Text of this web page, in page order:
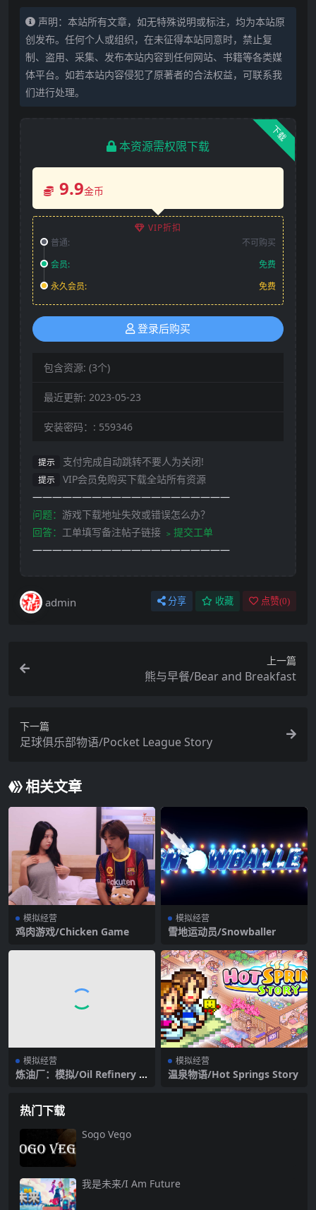
声明：本站所有文章，如无特殊说明或标注，均为本站原
创发布。任何个人或组织，在未征得本站同意时，禁止复
制、盗用、采集、发布本站内容到任何网站、书籍等各类媒
体平台。如若本站内容侵犯了原著者的合法权益，可联系我
们进行处理。
下载
本资源需权限下载
9.9金币
VIP折扣
普通:
不可购买
会员:
免费
永久会员:
免费
登录后购买
包含资源: (3个)
最近更新: 2023-05-23
安装密码：: 559346
提示 支付完成自动跳转不要人为关闭!
提示
VIP会员免购买下载全站所有资源
————————————————————
问题： 游戏下载地址失效或错误怎么办？
回答： 工单填写备注帖子链接 ﹥提交工单
————————————————————
admin 分享 收藏 点赞(0)
上一篇
熊与早餐/Bear and Breakfast
下一篇
足球俱乐部物语/Pocket League Story
相关文章
模拟经营
鸡肉游戏/Chicken Game
模拟经营
雪地运动员/Snowballer
模拟经营
炼油厂：模拟/Oil Refinery –
模拟经营
温泉物语/Hot Springs Story
热门下载
Sogo Vego
我是未来/I Am Future